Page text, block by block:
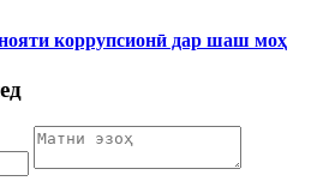
коррупсионӣ дар шаш моҳ